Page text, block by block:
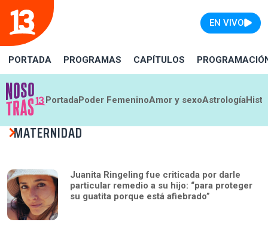
PORTADA PROGRAMAS CAPÍTULOS
EN VIVO
PortadaPoder FemeninoAmor y sexoAstrología
MATERNIDAD
Juanita Ringeling fue criticada por darle
particular remedio a su hijo: “para proteger
su guatita porque está afiebrado”